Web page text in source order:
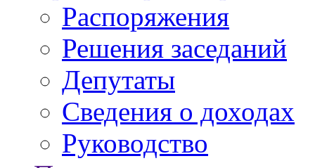
Распоряжения
Решения заседаний
Депутаты
Сведения о доходах
Руководство